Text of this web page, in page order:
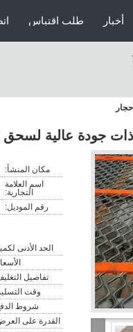
طلب اقتباس أخبار
جودة عالية لسحق
مكان المنشأ:
اسم العلامة
التجارية:
رقم الموديل:
الحد الأدنى
تفاصيل
وقت
شروط
القدرة على